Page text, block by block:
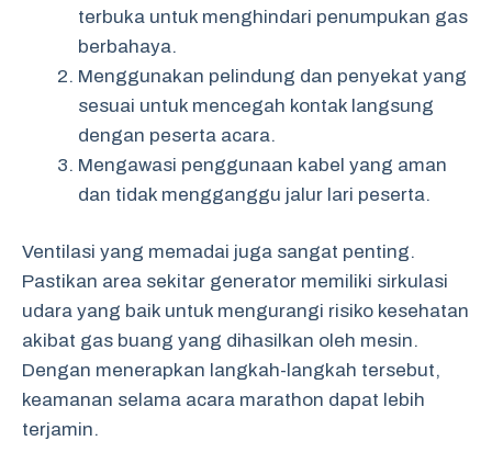
terbuka untuk menghindari penumpukan gas
berbahaya.
Menggunakan pelindung dan penyekat yang
sesuai untuk mencegah kontak langsung
dengan peserta acara.
Mengawasi penggunaan kabel yang aman
dan tidak mengganggu jalur lari peserta.
Ventilasi yang memadai juga sangat penting.
Pastikan area sekitar generator memiliki sirkulasi
udara yang baik untuk mengurangi risiko kesehatan
akibat gas buang yang dihasilkan oleh mesin.
Dengan menerapkan langkah-langkah tersebut,
keamanan selama acara marathon dapat lebih
terjamin.